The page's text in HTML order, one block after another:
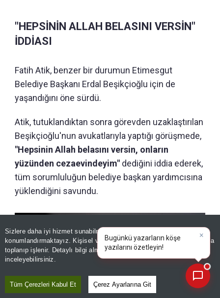
Sizlere daha iyi hizmet sunabilmek adına sitemizde
konumlandırmaktayız. Kişisel verileriniz, KVKK ve GDPR kapsamında
toplanıp işlenir. Detaylı bilgi almak içinAydınlatma Metnimizi
inceleyebilirsiniz.
Tüm Çerezleri Kabul Et Çerez Ayarlarına Git
"HEPSİNİN ALLAH BELASINI VERSİN"
İDDİASI
Fatih Atik, benzer bir durumun Etimesgut
Belediye Başkanı Erdal Beşikçioğlu için de
yaşandığını öne sürdü.
Atik, tutuklandıktan sonra görevden uzaklaştırılan
Beşikçioğlu'nun avukatlarıyla yaptığı görüşmede,
"Hepsinin Allah belasını versin, onların
yüzünden cezaevindeyim" dediğini iddia ederek,
tüm sorumluluğun belediye başkan yardımcısına
yüklendiğini savundu.
×
Bugünkü yazarların köşe
yazıla